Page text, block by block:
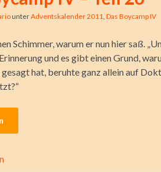
unterAdventskalender 2011, Das Boycamp IV
Schimmer, warum er nun hier saß.
und es gibt einen Grund,
hat, beruhte ganz allein auf